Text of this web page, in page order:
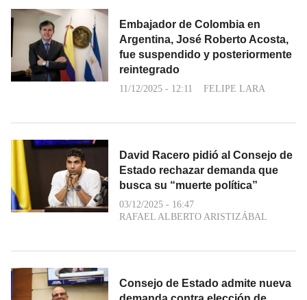
Embajador de Colombia en
Argentina, José Roberto Acosta,
fue suspendido y posteriormente
reintegrado
11/12/2025 - 12:11 FELIPE LARA
David Racero pidió al Consejo de
Estado rechazar demanda que
busca su “muerte política”
03/12/2025 - 16:47
RAFAEL ALBERTO ARISTIZÁBAL
Consejo de Estado admite nueva